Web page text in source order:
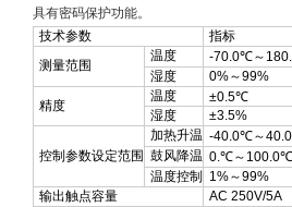
具有密码保护功能。
技术参数
指标
测量范围
温度
-70.0℃～
湿度
0%～99%
精度
温度
±0.5℃
湿度
±3.5%
控制参数设定范围
加热升温 -40.0℃～
鼓风降温 0.℃～100.0℃
温度控制
1%～99%
输出触点容量
AC 250V/5A